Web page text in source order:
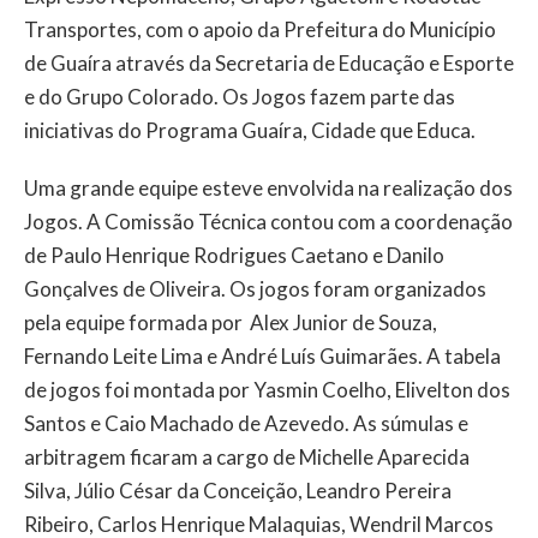
Transportes, com o apoio da Prefeitura do Município
de Guaíra através da Secretaria de Educação e Esporte
e do Grupo Colorado. Os Jogos fazem parte das
iniciativas do Programa Guaíra, Cidade que Educa.
Uma grande equipe esteve envolvida na realização dos
Jogos. A Comissão Técnica contou com a coordenação
de Paulo Henrique Rodrigues Caetano e Danilo
Gonçalves de Oliveira. Os jogos foram organizados
pela equipe formada por Alex Junior de Souza,
Fernando Leite Lima e André Luís Guimarães. A tabela
de jogos foi montada por Yasmin Coelho, Elivelton dos
Santos e Caio Machado de Azevedo. As súmulas e
arbitragem ficaram a cargo de Michelle Aparecida
Silva, Júlio César da Conceição, Leandro Pereira
Ribeiro, Carlos Henrique Malaquias, Wendril Marcos